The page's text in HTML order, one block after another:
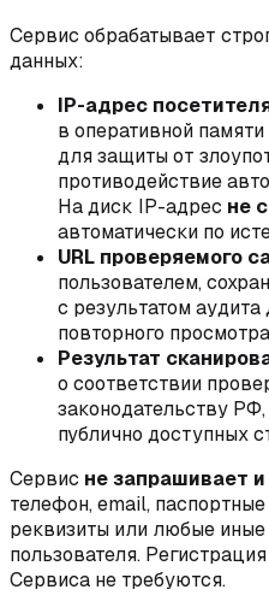
Сервис обрабатывает
данных:
IP-адрес
в оперативной
для защиты от
противодействие
На диск IP-адрес не
автоматически по
URL проверяемого
пользователем,
с результатом
повторного
Результат
о соответствии
законодательству
публично доступных
Сервис не запрашивает
телефон, email,
реквизиты или любые
пользователя.
Сервиса не требуются.